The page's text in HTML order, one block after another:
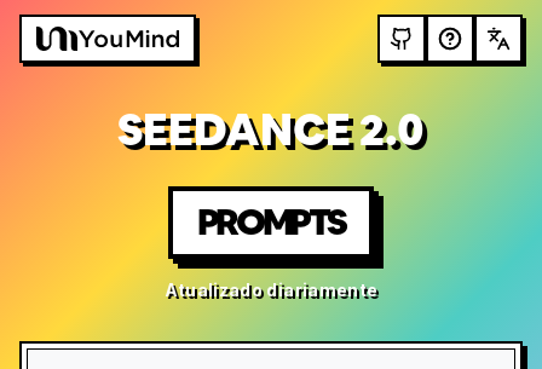
SEEDANCE 2.0
PROMPTS
Atualizado diariamente